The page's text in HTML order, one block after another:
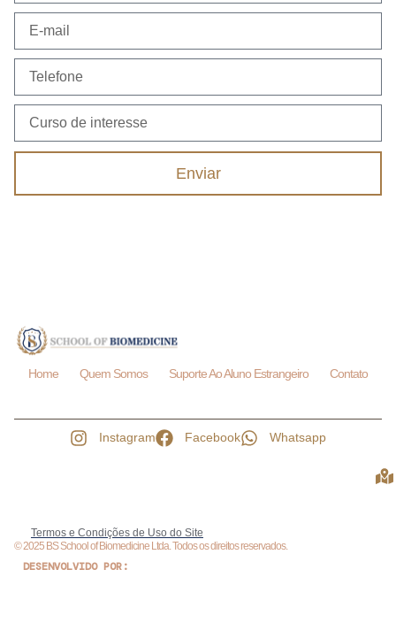
Enviar
Home Quem Somos Suporte Ao Aluno Estrangeiro Contato
Instagram Facebook Whatsapp
Termos e Condições de Uso do Site
© 2025 BS School of Biomedicine Ltda. Todos os direitos reservados.
DESENVOLVIDO POR: